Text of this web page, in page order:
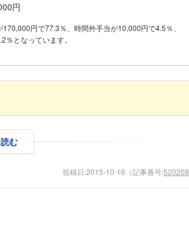
円
円で77.3％、時間外手当が10,000円で4.5％、
となっています。
む
投稿日:2015-10-16 （記事番号:520208